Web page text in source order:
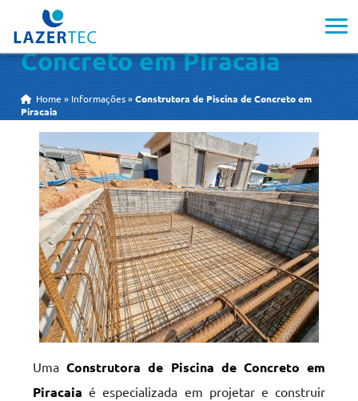
Construtora de Piscina de
Concreto em Piracaia
Home » Informações »Construtora de Piscina de Concreto em
Piracaia
UmaConstrutora de Piscina de Concreto em
Piracaia é especializada em projetar e construir